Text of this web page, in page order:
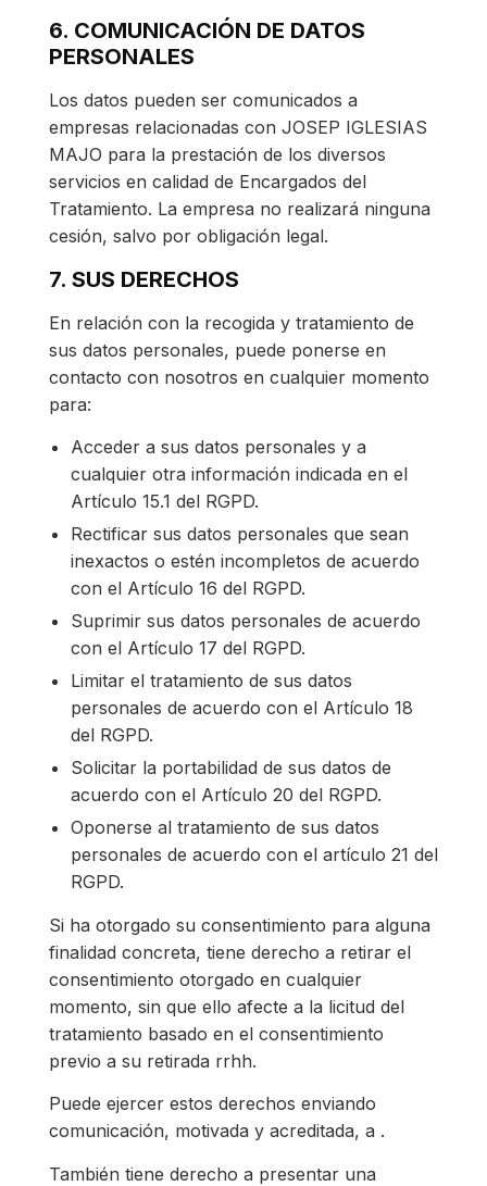
6. COMUNICACIÓN DE DATOS
PERSONALES
Los datos pueden ser comunicados a
empresas relacionadas con JOSEP IGLESIAS
MAJO para la prestación de los diversos
servicios en calidad de Encargados del
Tratamiento. La empresa no realizará ninguna
cesión, salvo por obligación legal.
7. SUS DERECHOS
En relación con la recogida y tratamiento de
sus datos personales, puede ponerse en
contacto con nosotros en cualquier momento
para:
Acceder a sus datos personales y a
cualquier otra información indicada en el
Artículo 15.1 del RGPD.
Rectificar sus datos personales que sean
inexactos o estén incompletos de acuerdo
con el Artículo 16 del RGPD.
Suprimir sus datos personales de acuerdo
con el Artículo 17 del RGPD.
Limitar el tratamiento de sus datos
personales de acuerdo con el Artículo 18
del RGPD.
Solicitar la portabilidad de sus datos de
acuerdo con el Artículo 20 del RGPD.
Oponerse al tratamiento de sus datos
personales de acuerdo con el artículo 21 del
RGPD.
Si ha otorgado su consentimiento para alguna
finalidad concreta, tiene derecho a retirar el
consentimiento otorgado en cualquier
momento, sin que ello afecte a la licitud del
tratamiento basado en el consentimiento
previo a su retirada rrhh.
Puede ejercer estos derechos enviando
comunicación, motivada y acreditada, a .
También tiene derecho a presentar una